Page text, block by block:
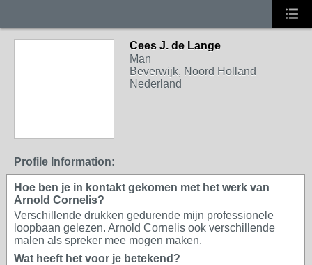
Cees J. de Lange
Man
Beverwijk, Noord Holland
Nederland
Profile Information:
Hoe ben je in kontakt gekomen met het werk van
Arnold Cornelis?
Verschillende drukken gedurende mijn professionele
loopbaan gelezen. Arnold Cornelis ook verschillende
malen als spreker mee mogen maken.
Wat heeft het voor je betekend?